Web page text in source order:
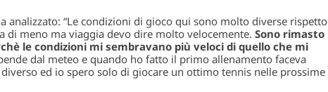
analizzato: “Le condizioni di gioco qui sono molto diverse rispetto
di meno ma viaggia devo dire molto velocemente. Sono rimasto
le condizioni mi sembravano più veloci di quello che mi
dal meteo e quando ho fatto il primo allenamento faceva
ed io spero solo di giocare un ottimo tennis nelle prossime